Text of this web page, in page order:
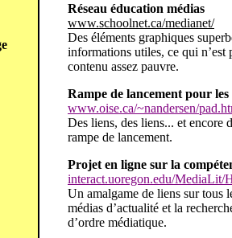
Réseau éducation médias
www.schoolnet.ca/medianet/
Des éléments graphiques
informations utiles, ce qui n’est
contenu assez pauvre.
Rampe de lancement pour les
www.oise.ca/~nandersen/
Des liens, des liens... et encore
rampe de lancement.
Projet en ligne sur la
interact.uoregon.edu/MediaLit/
Un amalgame de liens sur tous
médias d’actualité et la
d’ordre médiatique.